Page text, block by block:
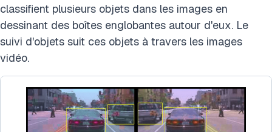
classifient plusieurs objets dans les images en
dessinant des boîtes englobantes autour d'eux. Le
suivi d'objets suit ces objets à travers les images
vidéo.